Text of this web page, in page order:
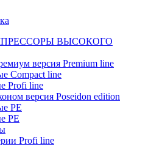
ВЫСОКОГО
версия Premium line
Compact line
Profi line
версия Poseidon edition
PE
PE
Profi line